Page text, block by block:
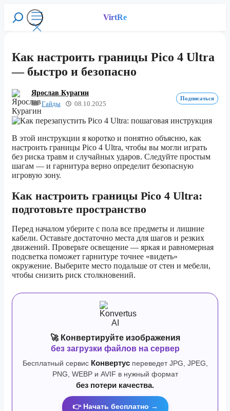
Перейти
содержимому
VirtRe
Меню
Поиск
Как настроить границы Pico 4 Ultra
— быстро и безопасно
Ярослав Курагин
Гайды
08.10.2025
Подписаться
В этой инструкции я коротко и понятно объясню, как
настроить границы Pico 4 Ultra, чтобы вы могли играть
без риска травм и случайных ударов. Следуйте простым
шагам — и гарнитура верно определит безопасную
игровую зону.
Как настроить границы Pico 4 Ultra:
подготовьте пространство
Перед началом уберите с пола все предметы и лишние
кабели. Оставьте достаточно места для шагов и резких
движений. Проверьте освещение — яркая и равномерная
подсветка поможет гарнитуре точнее «видеть»
окружение. Выберите место подальше от стен и мебели,
чтобы снизить риск столкновений.
🚀 Конвертируйте изображения
без загрузки файлов на сервер
Бесплатный сервис Конвертуспереведет JPG, JPEG,
PNG, WEBP и AVIF в нужный формат
без потери качества.
👉 Начать бесплатно →